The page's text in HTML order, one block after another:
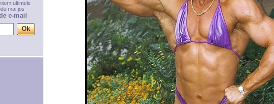
ultimele
mai jos
e-mail